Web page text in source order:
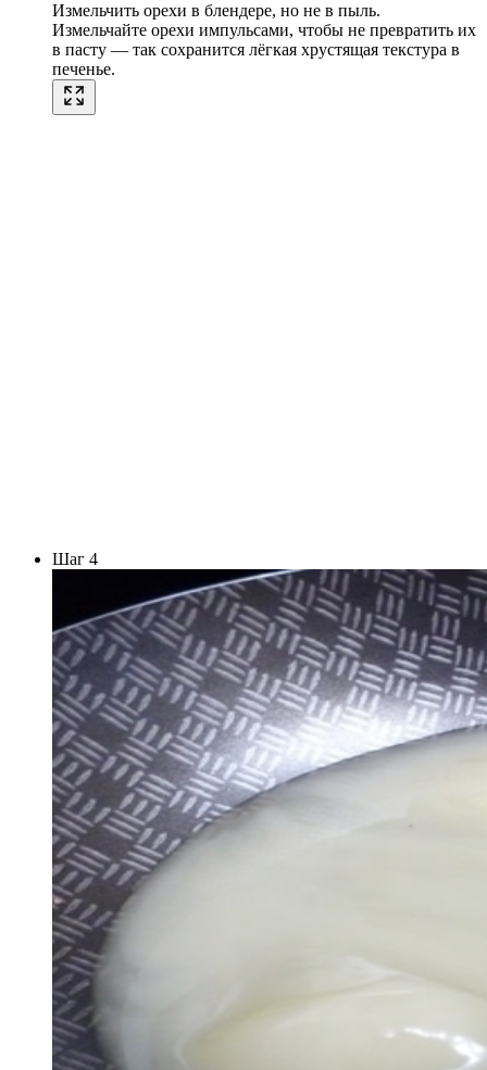
Измельчить орехи в блендере, но не в пыль.
Измельчайте орехи импульсами, чтобы не превратить их
в пасту — так сохранится лёгкая хрустящая текстура в
печенье.
Шаг 4